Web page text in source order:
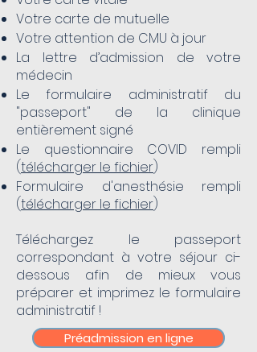
Votre carte de mutuelle
Votre attention de CMU à jour
La lettre d’admission de votre
médecin
Le formulaire administratif du
"passeport" de la clinique
entièrement signé
Le questionnaire COVID rempli
(télécharger le fichier)
Formulaire d'anesthésie rempli
(télécharger le fichier)
Téléchargez le passeport
correspondant à votre séjour ci-
dessous afin de mieux vous
préparer et imprimez le formulaire
administratif !
Préadmission en ligne